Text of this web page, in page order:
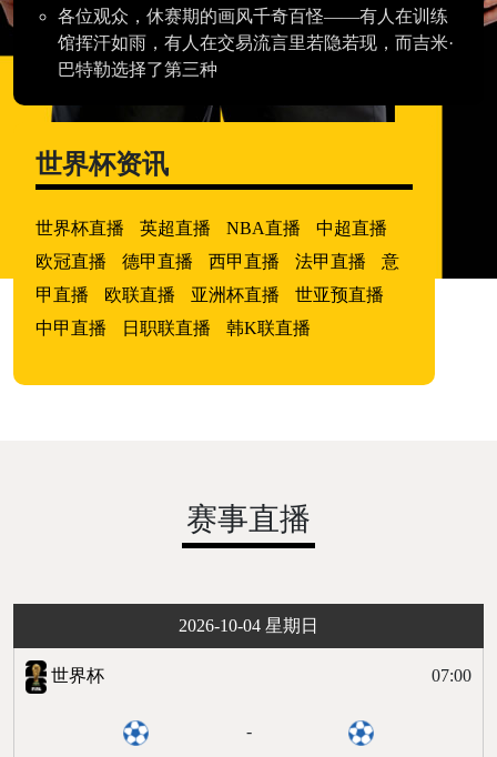
各位观众，休赛期的画风千奇百怪——有人在训练
馆挥汗如雨，有人在交易流言里若隐若现，而吉米·
巴特勒选择了第三种
世界杯资讯
世界杯直播 英超直播 NBA直播
中超直播
欧冠直播
德甲直播 西甲直播 法甲直播
意
甲直播
欧联直播 亚洲杯直播
世亚预直播
中甲直播
日职联直播 韩K联直播
赛事直播
2026-10-04 星期日
世界杯 07:00
-